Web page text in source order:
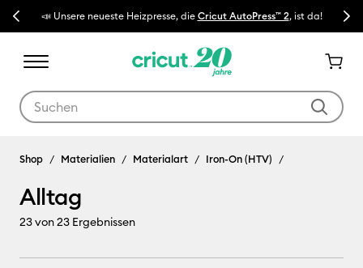
Previous📣 Unsere neueste Heizpresse, die Cricut AutoPress™ 2, ist da! 🔥
Next
Alltag
Shop Materialien Materialart Iron-On (HTV)
Alltag
23von 23 Ergebnissen